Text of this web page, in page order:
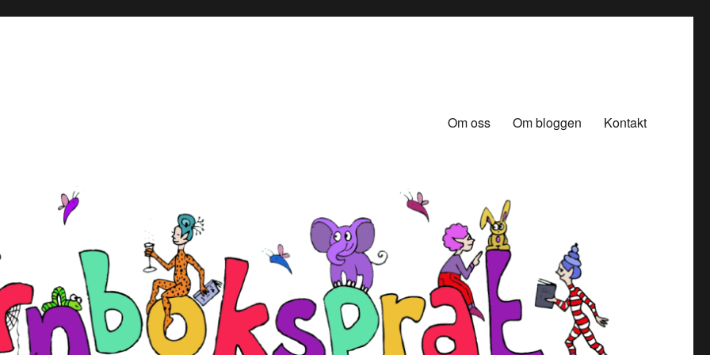
Om oss Om bloggen Kontakt